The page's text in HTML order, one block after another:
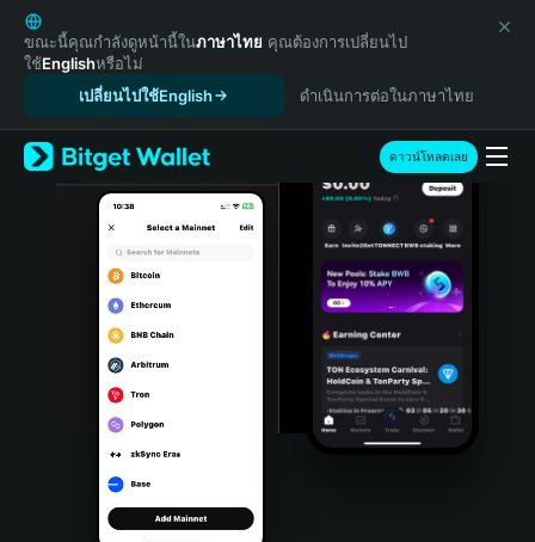
English
日本語
Tiếng Việt
Español (Latinoamérica)
Türkçe
Italiano
Português (Portugal)
Bahasa Indonesia
Português (Brasil)
Español (Argentina)
ขณะนี้คุณกำลังดูหน้านี้ในภาษาไทย คุณต้องการเปลี่ยนไป
ใช้Englishหรือไม่
เปลี่ยนไปใช้English
ดำเนินการต่อในภาษาไทย
ดาวน์โหลดเลย